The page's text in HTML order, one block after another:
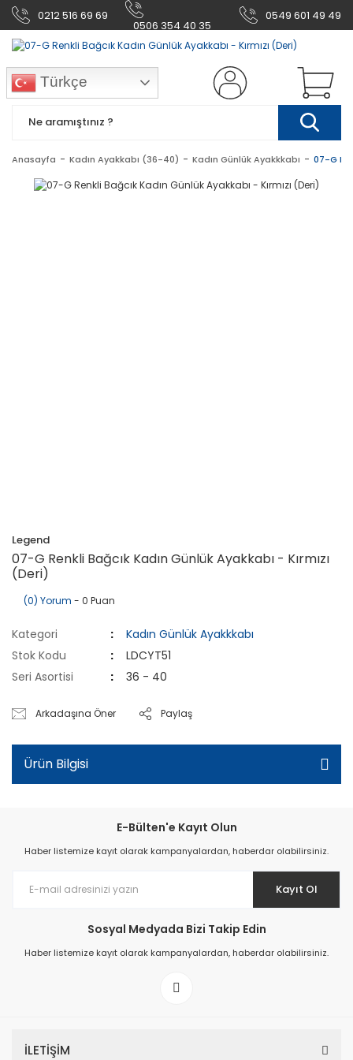
0212 516 69 69
0506 354 40 35
0549 601 49 49
Türkçe
Anasayfa Kadın Ayakkabı (36-40) Kadın Günlük Ayakkkabı 07-G
Legend
07-G Renkli Bağcık Kadın Günlük Ayakkabı - Kırmızı
(Deri)
(0) Yorum - 0 Puan
Kategori
Kadın Günlük Ayakkkabı
Stok Kodu
LDCYT51
Seri Asortisi
36 - 40
Arkadaşına Öner Paylaş
Ürün Bilgisi
E-Bülten'e Kayıt Olun
Haber listemize kayıt olarak kampanyalardan, haberdar olabilirsiniz.
Kayıt Ol
Sosyal Medyada Bizi Takip Edin
Haber listemize kayıt olarak kampanyalardan, haberdar olabilirsiniz.
İLETİŞİM